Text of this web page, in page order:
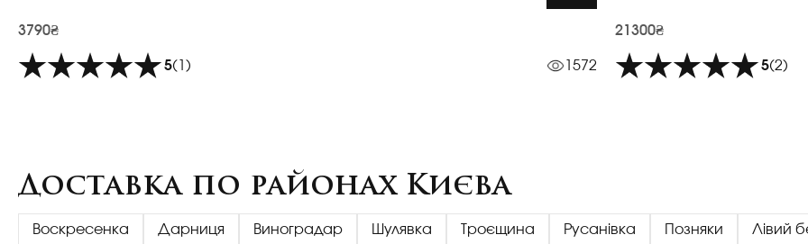
3790₴
5(1) 1572
21300₴
5(2)
Доставка по районах Києва
Воскресенка Дарниця Виноградар Шулявка Троєщина Русанівка Позняки Лівий